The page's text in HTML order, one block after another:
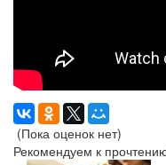
(Пока оценок нет)
Рекомендуем к